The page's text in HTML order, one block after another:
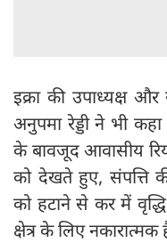
इक्रा की उपाध्यक्ष
अनुपमा रेड्डी ने भी
के बावजूद आवासीय
को देखते हुए, संपत्ति
को हटाने से कर में
क्षेत्र के लिए